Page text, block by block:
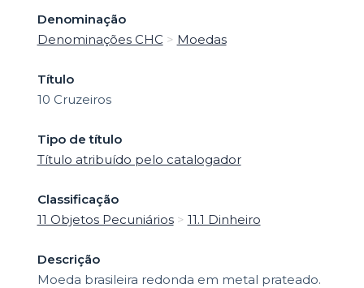
Denominação
Denominações CHC > Moedas
Título
10 Cruzeiros
Tipo de título
Título atribuído pelo catalogador
Classificação
11 Objetos Pecuniários> 11.1 Dinheiro
Descrição
Moeda brasileira redonda em metal prateado.